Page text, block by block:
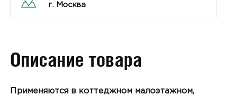
г. Москва
Описание товара
Применяются в коттеджном малоэтажном,